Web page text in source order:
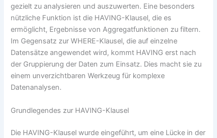
gezielt zu analysieren und auszuwerten. Eine besonders
nützliche Funktion ist die HAVING-Klausel, die es
ermöglicht, Ergebnisse von Aggregatfunktionen zu filtern.
Im Gegensatz zur WHERE-Klausel, die auf einzelne
Datensätze angewendet wird, kommt HAVING erst nach
der Gruppierung der Daten zum Einsatz. Dies macht sie zu
einem unverzichtbaren Werkzeug für komplexe
Datenanalysen.
Grundlegendes zur HAVING-Klausel
Die HAVING-Klausel wurde eingeführt, um eine Lücke in der